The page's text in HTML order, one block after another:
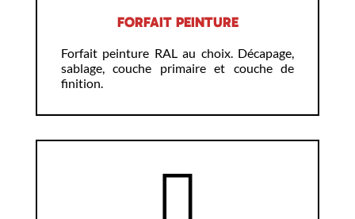
FORFAIT PEINTURE
Forfait peinture RAL au choix. Décapage,
sablage, couche primaire et couche de
finition.